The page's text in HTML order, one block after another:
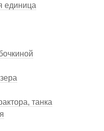
единица
танка